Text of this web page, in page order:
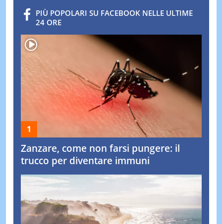
PIÙ POPOLARI SU FACEBOOK NELLE ULTIME
24 ORE
Zanzare, come non farsi pungere: il
trucco per diventare immuni